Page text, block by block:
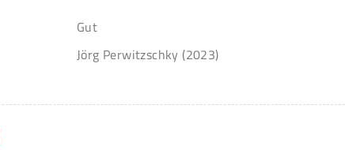
Gut
Jörg Perwitzschky (2023)